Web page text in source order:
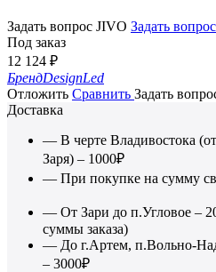
Задать вопрос JIVO Задать
Под заказ
12 124 ₽
БрендDesignLed
Отложить Сравнить Задать
Доставка
— В черте Владивостока
Заря) – 1000₽
— При покупке на сумму
— От Зари до п.Угловое –
суммы заказа)
— До г.Артем, п.Вольно-
– 3000₽